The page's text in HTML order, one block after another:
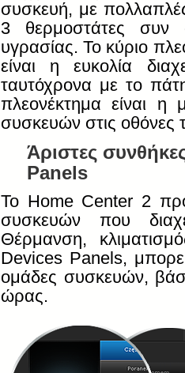
συσκευή, με
3 θερμοστάτες συν
υγρασίας. Το κύριο
είναι η ευκολία
ταυτόχρονα με το
πλεονέκτημα είναι η
συσκευών στις οθόνες
Άριστες
Panels
Το Home Center 2
συσκευών που
Θέρμανση,
Devices Panels,
ομάδες συσκευών,
ώρας.